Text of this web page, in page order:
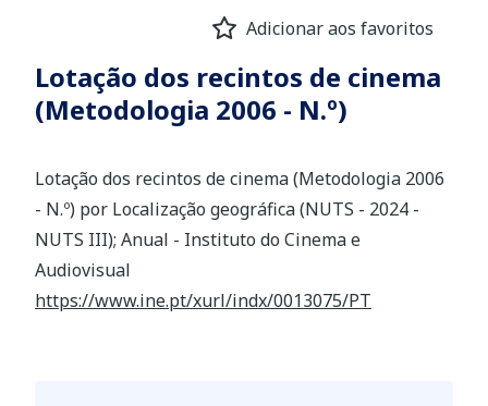
Adicionar aos favoritos
Lotação dos recintos de cinema
(Metodologia 2006 - N.º)
Lotação dos recintos de cinema (Metodologia 2006
- N.º) por Localização geográfica (NUTS - 2024 -
NUTS III); Anual - Instituto do Cinema e
Audiovisual
https://www.ine.pt/xurl/indx/0013075/PT